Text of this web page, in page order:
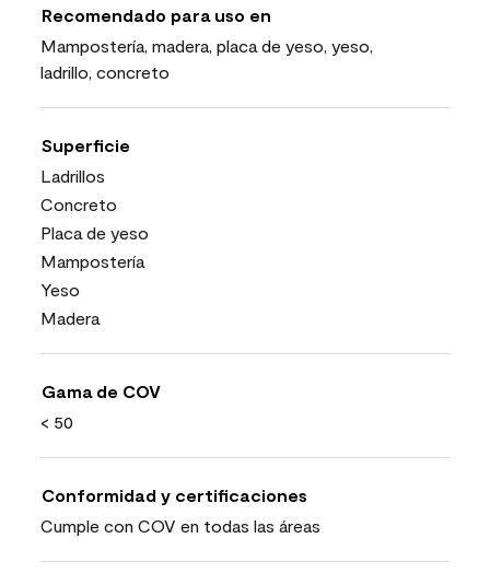
Recomendado para uso en
Mampostería, madera, placa de yeso, yeso,
ladrillo, concreto
Superficie
Ladrillos
Concreto
Placa de yeso
Mampostería
Yeso
Madera
Gama de COV
< 50
Conformidad y certificaciones
Cumple con COV en todas las áreas